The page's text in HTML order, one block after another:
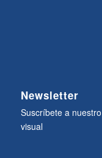
Newsletter
Suscríbete a
visual